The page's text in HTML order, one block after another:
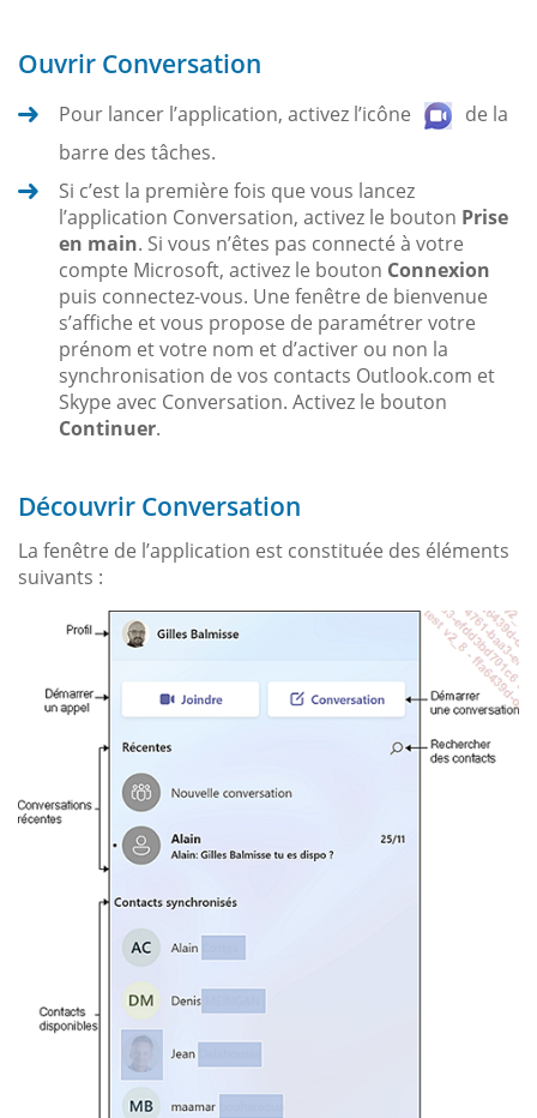
Ouvrir Conversation
Pour lancer l’application, activez l’icône
de la
barre des tâches.
Si c’est la première fois que vous lancez
l’application Conversation, activez le bouton Prise
en main. Si vous n’êtes pas connecté à votre
compte Microsoft, activez le bouton Connexion
puis connectez-vous. Une fenêtre de bienvenue
s’affiche et vous propose de paramétrer votre
prénom et votre nom et d’activer ou non la
synchronisation de vos contacts Outlook.com et
Skype avec Conversation. Activez le bouton
Continuer.
Découvrir Conversation
La fenêtre de l’application est constituée des éléments
suivants :